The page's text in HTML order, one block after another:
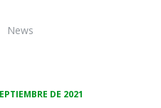
News
DE 2021